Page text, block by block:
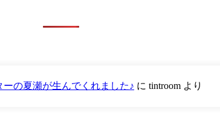
の夏瀬が生んでくれました♪ に tintroom より